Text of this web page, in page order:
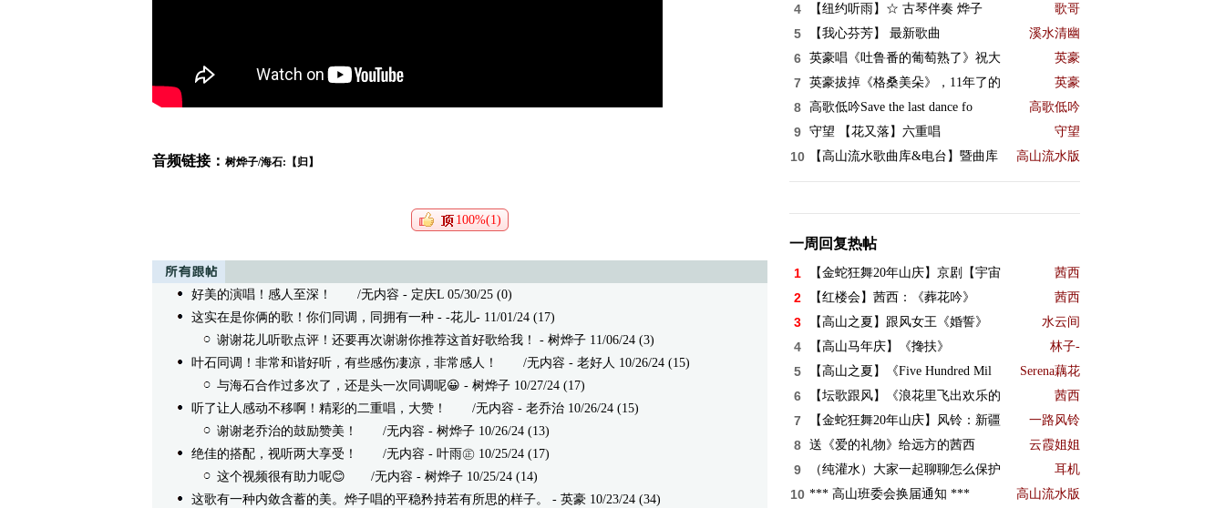
音频链接： 树烨子/海石:【归】
100%(1)
好美的演唱！感人至深！
/无内容 - 定庆L 05/30/25 (0)
这实在是你俩的歌！你们同调，同拥有一种- -花儿- 11/01/24 (17)
谢谢花儿听歌点评！还要再次谢谢你推荐这首好歌给我！
- 树烨子 11/06/24 (3)
叶石同调！非常和谐好听，有些感伤凄凉，非常感人！
/无内容 - 老好人 10/26/24 (15)
与海石合作过多次了，还是头一次同调呢😀 - 树烨子 10/27/24 (17)
听了让人感动不移啊！精彩的二重唱，大赞！
/无内容 - 老乔治 10/26/24 (15)
谢谢老乔治的鼓励赞美！
/无内容 - 树烨子 10/26/24 (13)
绝佳的搭配，视听两大享受！
/无内容 - 叶雨㊣ 10/25/24 (17)
这个视频很有助力呢😊 /无内容 - 树烨子 10/25/24 (14)
这歌有一种内敛含蓄的美。烨子唱的平稳矜持若有所思的样子。
- 英豪 10/23/24 (34)
4 【纽约听雨】☆ 古琴伴奏 烨子 歌哥
5 【我心芬芳】 最新歌曲 溪水清幽
6 英豪唱《吐鲁番的葡萄熟了》祝大 英豪
7 英豪拔掉《格桑美朵》，11年了的 英豪
8 高歌低吟Save the last dance fo 高歌低吟
9 守望 【花又落】六重唱 守望
10 【高山流水歌曲库&电台】暨曲库 高山流水版
一周回复热帖
1 【金蛇狂舞20年山庆】京剧【宇宙 茜西
2 【红楼会】茜西：《葬花吟》 茜西
3 【高山之夏】跟风女王《婚誓》 水云间
4 【高山马年庆】《搀扶》 林子-
5 【高山之夏】《Five Hundred Mil Serena藕花
6 【坛歌跟风】《浪花里飞出欢乐的 茜西
7 【金蛇狂舞20年山庆】风铃：新疆 一路风铃
8 送《爱的礼物》给远方的茜西 云霞姐姐
9 （纯灌水）大家一起聊聊怎么保护 耳机
10 *** 高山班委会换届通知 *** 高山流水版